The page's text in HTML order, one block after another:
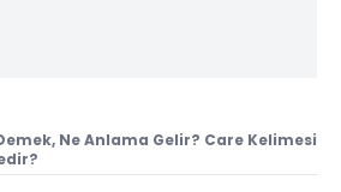
Ne Anlama Gelir? Care Kelimesi